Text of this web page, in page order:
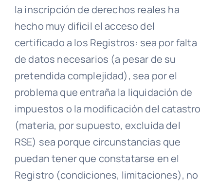
la inscripción de derechos reales ha
hecho muy difícil el acceso del
certificado a los Registros: sea por falta
de datos necesarios (a pesar de su
pretendida complejidad), sea por el
problema que entraña la liquidación de
impuestos o la modificación del catastro
(materia, por supuesto, excluida del
RSE) sea porque circunstancias que
puedan tener que constatarse en el
Registro (condiciones, limitaciones), no